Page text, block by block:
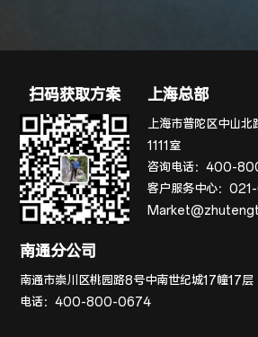
扫码获取方案 上海总部
上海市普陀区中山
1111室
咨询电话：400-
客户服务中心：
南通分公司
南通市崇川区桃园路8号中南世纪城17幢17层
电话：400-800-0674